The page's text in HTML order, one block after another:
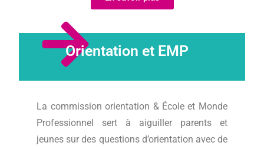
Orientation et EMP
La commission orientation & École et Monde
Professionnel sert à aiguiller parents et
jeunes sur des questions d’orientation avec de